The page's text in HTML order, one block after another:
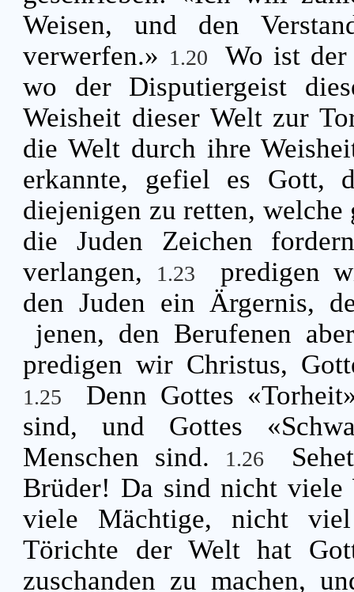
Weisen, und den
verwerfen.» 1.20
Wo ist der
wo der Disputiergeist
Weisheit dieser Welt zur
die Welt durch ihre
erkannte, gefiel es Gott,
diejenigen zu retten,
die Juden Zeichen
verlangen,
1.23
predigen
den Juden ein Ärgernis,
jenen, den Berufenen
predigen wir Christus,
1.25
Denn Gottes
sind, und Gottes
Menschen sind.
1.26
Brüder! Da sind nicht viele
viele Mächtige, nicht
Törichte der Welt hat
zuschanden zu machen,